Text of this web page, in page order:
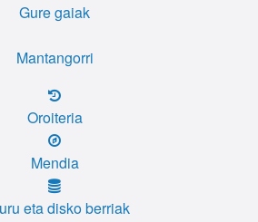
Gure gaiak
Mantangorri
Oroiteria
Mendia
eta disko berriak